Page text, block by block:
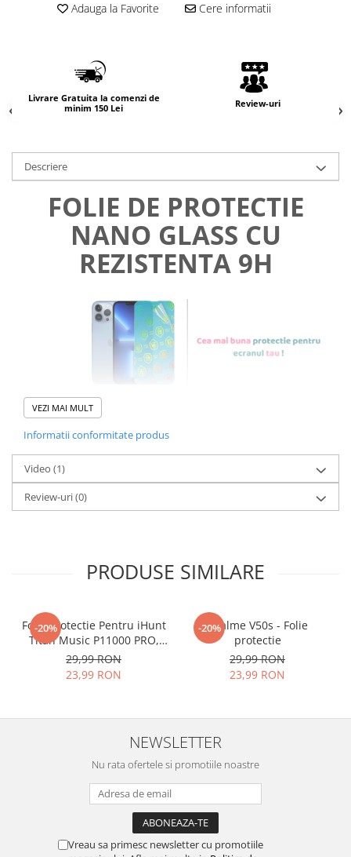
Adauga la Favorite Cere informatii
Livrare Gratuita la comenzi de
minim 150 Lei
Review-uri
Descriere
FOLIE DE PROTECTIE
NANO GLASS CU
REZISTENTA 9H
Foliile noastre sunt
aplicat chiar
tu.
producerea foliilor NUeste
sticla pe care o stim cu totii, ci
este Nano Glass
AcestagaranteazacaNU SE
SPARGEin mii de cioburi
ascutite si periculoase.
Nu numai ca este rezistenta la
zgarieturi si spargere, ci si
INTARESTEecranul!
Folia avand rezistenta 9H la
zgarieturi, asigura si un aspect
VEZI MAI MULT
Informatii conformitate produs
Video (1)
Review-uri(0)
PRODUSE SIMILARE
-20%
Folie Protectie Pentru iHunt
Titan Music P11000 PRO,
VDOO
29,99 RON
23,99 RON
-20%
Realme V50s - Folie
protectie
29,99 RON
23,99 RON
NEWSLETTER
Nu rata ofertele si promotiile noastre
Vreau sa primesc newsletter cu promotiile